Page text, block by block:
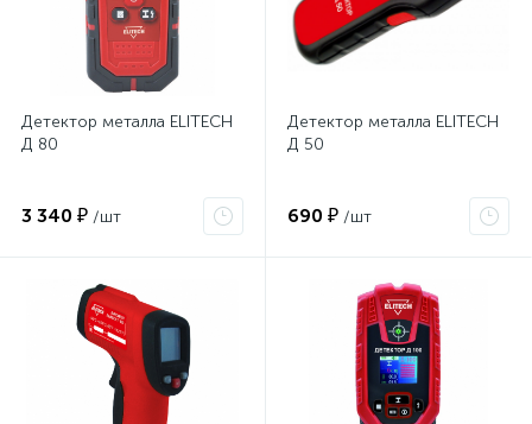
Детектор металла ELITECH
Д 80
3 340 ₽ /шт
Детектор металла ELITECH
Д 50
690 ₽ /шт